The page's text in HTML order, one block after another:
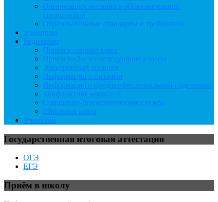
Организация питания в образовательной
организации
Образовательные стандарты и требования
Ученикам
Родителям
Прием в первый класс
Прием во 2-е и последующие классы
Электронный дневник
Информация о питании
Информация о предпрофессиональной подготовке
Конфликтная комиссия
Социально-психологическая служба
Школьная карта
Учителям
Государственная итоговая аттестация
ОГЭ
ЕГЭ
Приём в школу